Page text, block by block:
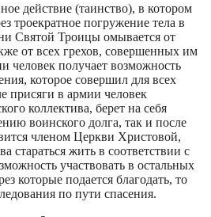
действие (таинство), в котором
троекратное погружение тела в
Святой Троицы омывается от
от всех грехов, совершенных им
получает возможность
которое совершил для всех
присяги в армии человек
коллектива, берет на себя
воинского долга, так и после
членом Церкви Христовой,
стараться жить в соответствии с
участвовать в остальных
которые подается благодать, то
по пути спасения.